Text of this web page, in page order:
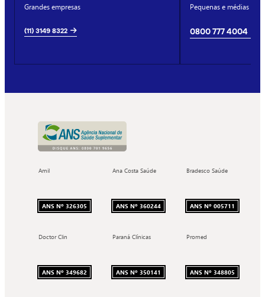
Grandes empresas
(11) 3149 8322
Pequenas e médias
0800 777 4004
Amil
ANS Nº 326305
Ana Costa Saúde
ANS Nº 360244
Bradesco Saúde
ANS Nº 005711
Doctor Clin
ANS Nº 349682
Paraná Clínicas
ANS Nº 350141
Promed
ANS Nº 348805